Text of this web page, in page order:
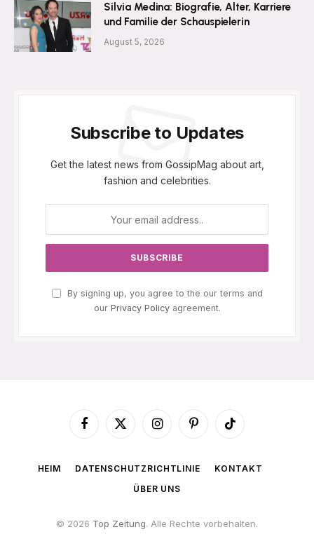
Silvia Medina: Biografie, Alter, Karriere
und Familie der Schauspielerin
August 5, 2026
Subscribe to Updates
Get the latest news from GossipMag about art,
fashion and celebrities.
By signing up, you agree to the our terms and
our Privacy Policyagreement.
Facebook
X
InstagramPinterestTikTok
HEIM DATENSCHUTZRICHTLINIE
KONTAKT
ÜBER UNS
© 2026 Top Zeitung. Alle Rechte vorbehalten.